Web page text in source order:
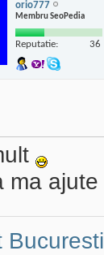
orio777
Membru SeoPedia
Reputatie: 36
ma ajute
Bucuresti